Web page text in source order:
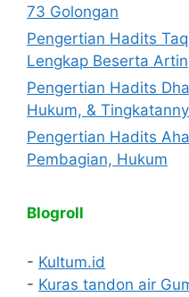
73 Golongan
Pengertian Hadits
Lengkap Beserta
Pengertian Hadits
Hukum, &
Pengertian Hadits
Pembagian, Hukum
Blogroll
- Kultum.id
- Kuras tandon air